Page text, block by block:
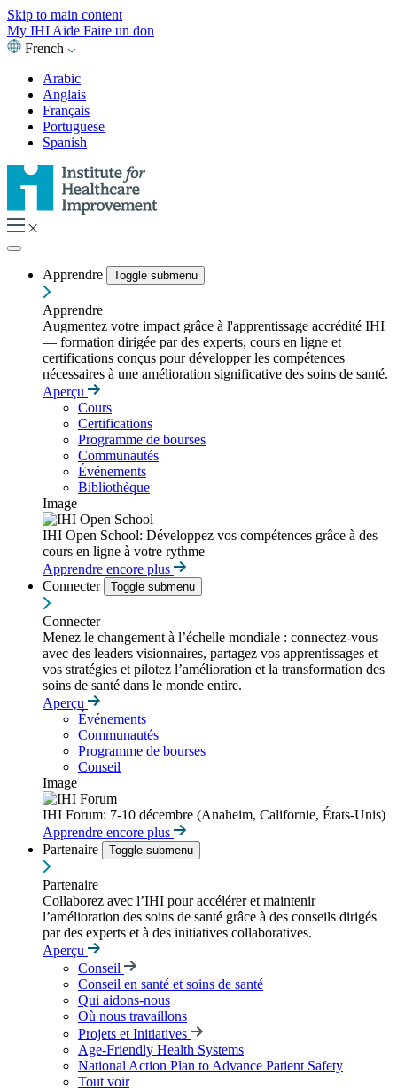
Skip to main content
My IHI Aide Faire un don
French
Arabic
Anglais
Français
Portuguese
Spanish
Apprendre Toggle submenu
Apprendre
Augmentez votre impact grâce à l'apprentissage accrédité IHI
— formation dirigée par des experts, cours en ligne et
certifications conçus pour développer les compétences
nécessaires à une amélioration significative des soins de santé.
Aperçu
Cours
Certifications
Programme de bourses
Communautés
Événements
Bibliothèque
Image
IHI Open School: Développez vos compétences grâce à des
cours en ligne à votre rythme
Apprendre encore plus
Connecter
Toggle submenu
Connecter
Menez le changement à l’échelle mondiale : connectez-vous
avec des leaders visionnaires, partagez vos apprentissages et
vos stratégies et pilotez l’amélioration et la transformation des
soins de santé dans le monde entire.
Aperçu
Événements
Communautés
Programme de bourses
Conseil
Image
IHI Forum: 7-10 décembre (Anaheim, Californie, États-Unis)
Apprendre encore plus
Partenaire
Toggle submenu
Partenaire
Collaborez avec l’IHI pour accélérer et maintenir
l’amélioration des soins de santé grâce à des conseils dirigés
par des experts et à des initiatives collaboratives.
Aperçu
Conseil
Conseil en santé et soins de santé
Qui aidons-nous
Où nous travaillons
Projets et Initiatives
Age-Friendly Health Systems
National Action Plan to Advance Patient Safety
Tout voir